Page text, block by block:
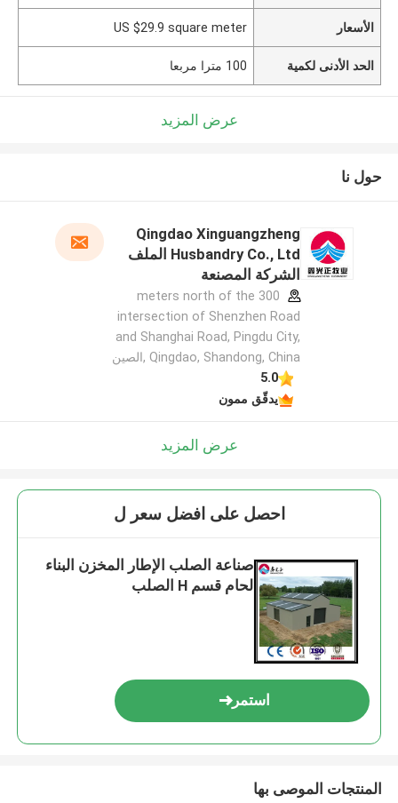
الأسعار US $29.9 square meter
الحد الأدنى لكمية 100 مترا مربعا
عرض المزيد
حول نا
Qingdao Xinguangzheng
Husbandry Co., Ltd الملف
الشركة المصنعة
300 meters north of the
intersection of Shenzhen Road
and Shanghai Road, Pingdu City,
Qingdao, Shandong, China ,الصين
5.0
يدقّق ممون
عرض المزيد
احصل على افضل سعر ل
صناعة الصلب الإطار المخزن البناء
لحام قسم H الصلب
استمر
المنتجات الموصى بها